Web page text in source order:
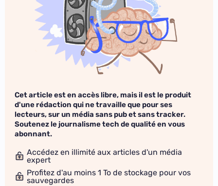
Cet article est en accès libre, mais il est le produit
d'une rédaction qui ne travaille que pour ses
lecteurs, sur un média sans pub et sans tracker.
Soutenez le journalisme tech de qualité en vous
abonnant.
Accédez en illimité aux articles d'un média
expert
Profitez d'au moins 1 To de stockage pour vos
sauvegardes